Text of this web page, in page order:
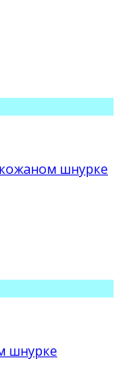
шнурке
шнурке